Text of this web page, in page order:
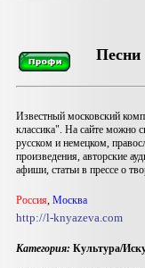
Песни
Известный московский
классика". На сайте можно
русском и немецком,
произведения, авторские
афиши, статьи в прессе о
Роccия, Москва
http://l-knyazeva.com
Категория: Культура/